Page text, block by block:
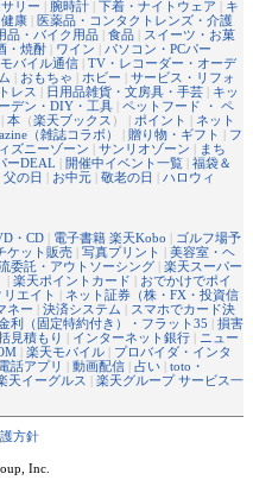
リー | 腕時計 | 下着・ナイトウェア | キ
康 | 医薬品・コンタクトレンズ・介護
品・バイク用品 | 食品 | スイーツ・お菓
・焼酎 | ワイン | パソコン・PCパー
バイル通信 | TV・レコーダー・オーデ
| おもちゃ | ホビー | サービス・リフォ
レス | 日用品雑貨・文房具・手芸 | キッ
デン・DIY・工具 | ペットフード ・ ペ
| 本 （楽天ブックス ） | ポイント | ネット
（雑誌コラボ） | 贈り物・ギフト | フ
ズニーゾーン | サンリオゾーン | まち
ーDEAL | 開催中イベント一覧 | 福袋＆
父の日 | お中元 | 敬老の日 | ハロウィ
・CD | 電子書籍 楽天Kobo | ゴルフ場予
ケット販売 | 写真プリント | 美容室・ヘ
委託・アウトソーシング | 楽天スーパー
| 楽天ポイントカード | おでかけでポイ
リエイト | ネット証券（株・FX・投資信
ネー | 決済システム | スマホでカード決
利（固定特約付き）・フラット35 | 損害
見積もり | インターネット銀行 | ニュー
| 楽天モバイル | プロバイダ・インタ
電話アプリ | 動画配信 | 占い | toto・
天イーグルス | 楽天グループ サービス一
方針
Inc.